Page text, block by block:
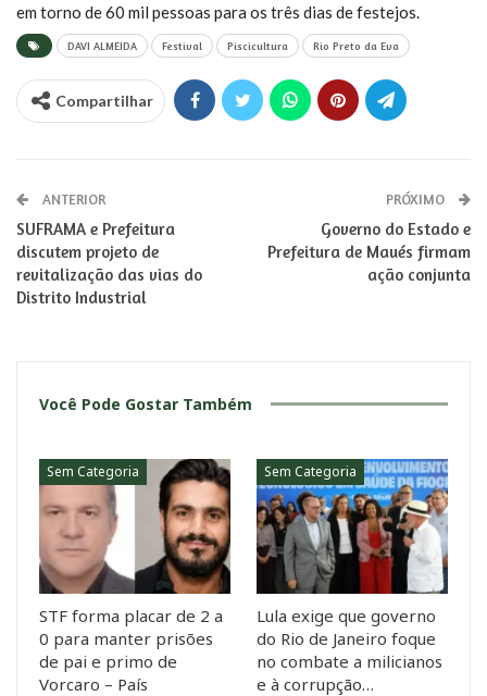
em torno de 60 mil pessoas para os três dias de festejos.
DAVI ALMEIDA Festival Piscicultura Rio Preto da Eva
Compartilhar
ANTERIOR
SUFRAMA e Prefeitura
discutem projeto de
revitalização das vias do
Distrito Industrial
PRÓXIMO
Governo do Estado e
Prefeitura de Maués firmam
ação conjunta
Você Pode Gostar Também
Sem Categoria
STF forma placar de 2 a
0 para manter prisões
de pai e primo de
Vorcaro – País
Sem Categoria
Lula exige que governo
do Rio de Janeiro foque
no combate a milicianos
e à corrupção…